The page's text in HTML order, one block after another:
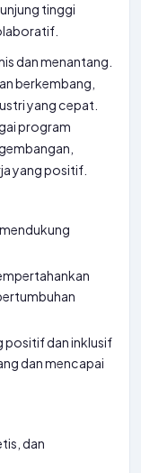
tinggi
dan menantang.
berkembang,
yang cepat.
program
yang positif.
positif dan inklusif
dan mencapai
dan